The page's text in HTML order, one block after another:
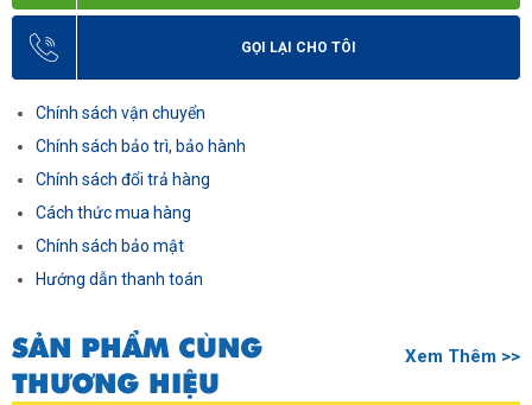
GỌI LẠI CHO TÔI
Chính sách vận chuyển
Chính sách bảo trì, bảo hành
Chính sách đổi trả hàng
Cách thức mua hàng
Chính sách bảo mật
Hướng dẫn thanh toán
SẢN PHẨM CÙNG
THƯƠNG HIỆU
Xem Thêm >>